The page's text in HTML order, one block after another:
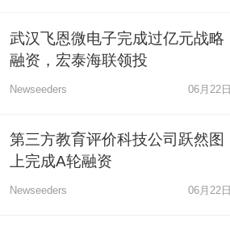
武汉飞恩微电子完成过亿元战略
融资，宏泰海联领投
Newseeders 06月22日
第三方教育评价科技公司跃然图
上完成A轮融资
Newseeders 06月22日